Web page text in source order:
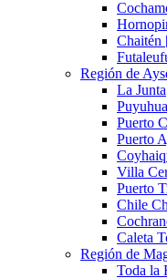
Chaitén
Región de
La Junta
Puerto
Puerto
Villa
Puerto
Chile
Caleta
Región de
Toda la